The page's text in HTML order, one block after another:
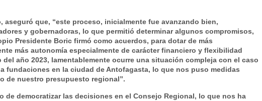
aseguró que, “este proceso, inicialmente fue avanzando bien,
y gobernadoras, lo que permitió determinar algunos compromisos,
Presidente Boric firmó como acuerdos, para dotar de más
más autonomía especialmente de carácter financiero y flexibilidad
año 2023, lamentablemente ocurre una situación compleja con el caso
fundaciones en la ciudad de Antofagasta, lo que nos puso medidas
de nuestro presupuesto regional”.
de democratizar las decisiones en el Consejo Regional, lo que nos ha